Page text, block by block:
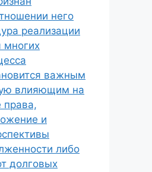
него
реализации
многих
важным
влияющим на
и
либо
долговых